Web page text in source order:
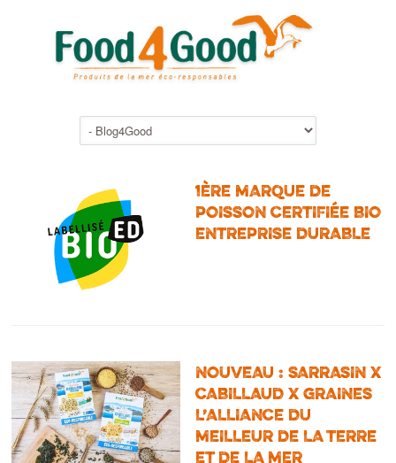
1ÈRE MARQUE DE
POISSON CERTIFIÉE BIO
ENTREPRISE DURABLE
NOUVEAU : SARRASIN X
CABILLAUD X GRAINES
L’ALLIANCE DU
MEILLEUR DE LA TERRE
ET DE LA MER